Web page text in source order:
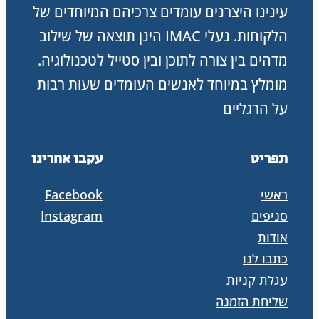
עינינו היצרנים עומדים צרכיהם המיוחדים של
הלקוחות. נעלי IMAC הינן תוצאה של שילוב
מדהים בין צורה לתוכן ובין סטייל לטכנולוגיה.
מומלץ במיוחד לאנשים העומדים שעות רבות
על הרגליים
תפריט
ראשי
סניפים
אודות
כתבו לנו
עגלת קניות
שליחת הזמנה
עקבו אחרינו
Facebook
Instagram